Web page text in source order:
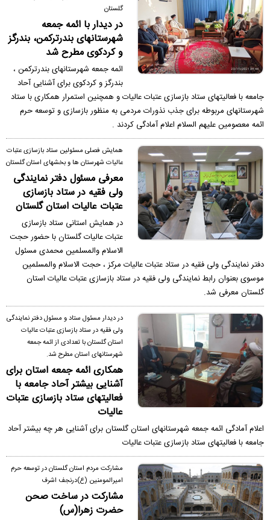
گلستان
در دیدار با ائمه جمعه
شهرستانهای بندرترکمن، بندرگز
و کردکوی مطرح شد
ائمه جمعه شهرستانهای بندرترکمن ،
بندرگز و کردکوی برای آشنایی آحاد
جامعه با فعالیتهای ستاد بازسازی عتبات عالیات و همچنین استمرار همکاری با ستاد
شهرستانهای مربوطه برای جذب نذورات مردمی به منظور بازسازی و توسعه حرم
ائمه معصومین علیهم السلام اعلام آمادگی کردند .
همایش فصلی مسئولین ستاد بازسازی عتبات
عالیات شهرستان ها و بخشهای استان گلستان
معرفی مسئول دفتر نمایندگی
ولی فقیه در ستاد بازسازی
عتبات عالیات استان گلستان
در همایش استانی ستاد بازسازی
عتبات عالیات گلستان با حضور حجت
الاسلام والمسلمین محمدی مسئول
دفتر نمایندگی ولی فقیه در ستاد عتبات عالیات مرکز ، حجت الاسلام والمسلمین
موسوی بعنوان رابط نمایندگی ولی فقیه در ستاد بازسازی عتبات عالیات استان
گلستان معرفی شد.
در دیدار مسئول ستاد و مسئول دفتر نمایندگی
ولی فقیه در ستاد بازسازی عتبات عالیات
استان گلستان با تعدادی از ائمه جمعه
شهرستانهای استان مطرح شد.
همکاری ائمه جمعه استان برای
آشنایی بیشتر آحاد جامعه با
فعالیتهای ستاد بازسازی عتبات
عالیات
اعلام آمادگی ائمه جمعه شهرستانهای استان گلستان برای آشنایی هر چه بیشتر آحاد
جامعه با فعالیتهای ستاد بازسازی عتبات عالیات
مشارکت مردم استان گلستان در توسعه حرم
امیرالمومنین (ع)درنجف اشرف
مشارکت در ساخت صحن
حضرت زهرا(س)